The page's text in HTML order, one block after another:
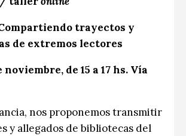
trayectos y
de extremos lectores
noviembre, de 15 a 17 hs. Vía
nos proponemos transmitir
y allegados de bibliotecas del